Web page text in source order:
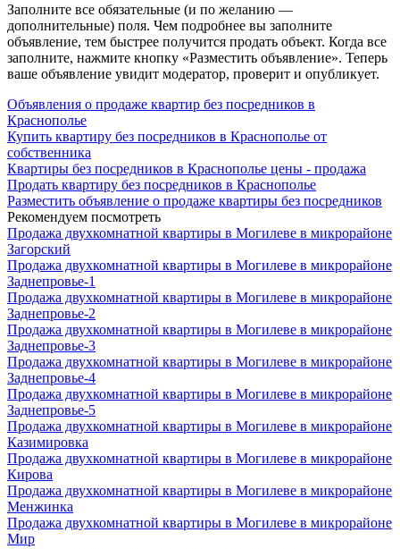
Заполните все обязательные (и по желанию —
дополнительные) поля. Чем подробнее вы заполните
объявление, тем быстрее получится продать объект. Когда все
заполните, нажмите кнопку «Разместить объявление». Теперь
ваше объявление увидит модератор, проверит и опубликует.
Объявления о продаже квартир без посредников в
Краснополье
Купить квартиру без посредников в Краснополье от
собственника
Квартиры без посредников в Краснополье цены - продажа
Продать квартиру без посредников в Краснополье
Разместить объявление о продаже квартиры без посредников
Рекомендуем посмотреть
Продажа двухкомнатной квартиры в Могилеве в микрорайоне
Загорский
Продажа двухкомнатной квартиры в Могилеве в микрорайоне
Заднепровье-1
Продажа двухкомнатной квартиры в Могилеве в микрорайоне
Заднепровье-2
Продажа двухкомнатной квартиры в Могилеве в микрорайоне
Заднепровье-3
Продажа двухкомнатной квартиры в Могилеве в микрорайоне
Заднепровье-4
Продажа двухкомнатной квартиры в Могилеве в микрорайоне
Заднепровье-5
Продажа двухкомнатной квартиры в Могилеве в микрорайоне
Казимировка
Продажа двухкомнатной квартиры в Могилеве в микрорайоне
Кирова
Продажа двухкомнатной квартиры в Могилеве в микрорайоне
Менжинка
Продажа двухкомнатной квартиры в Могилеве в микрорайоне
Мир